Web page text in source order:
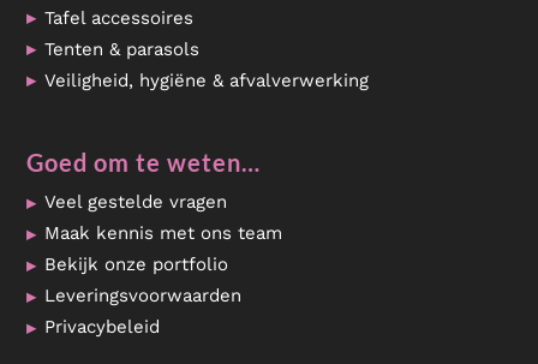
Tafel accessoires
Tenten & parasols
Veiligheid, hygiëne & afvalverwerking
Goed om te weten…
Veel gestelde vragen
Maak kennis met ons team
Bekijk onze portfolio
Leveringsvoorwaarden
Privacybeleid